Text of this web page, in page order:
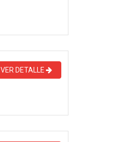
VER DETALLE